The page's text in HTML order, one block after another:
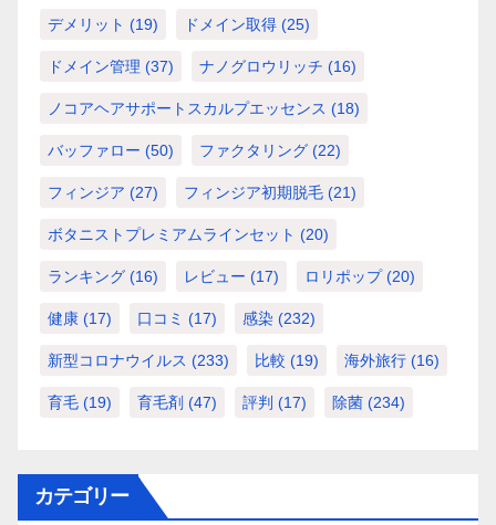
デメリット (19) ドメイン取得 (25)
ドメイン管理 (37) ナノグロウリッチ (16)
ノコアヘアサポートスカルプエッセンス (18)
バッファロー (50) ファクタリング (22)
フィンジア (27) フィンジア初期脱毛 (21)
ボタニストプレミアムラインセット (20)
ランキング (16) レビュー (17) ロリポップ(20)
健康 (17) 口コミ (17) 感染 (232)
新型コロナウイルス (233) 比較 (19) 海外旅行 (16)
育毛 (19) 育毛剤 (47) 評判 (17) 除菌 (234)
カテゴリー